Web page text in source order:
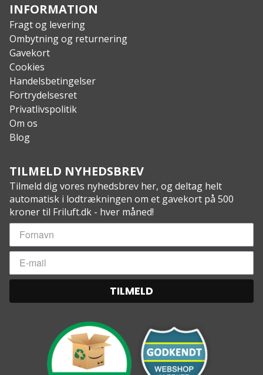
INFORMATION
Fragt og levering
Ombytning og returnering
Gavekort
Cookies
Handelsbetingelser
Fortrydelsesret
Privatlivspolitik
Om os
Blog
TILMELD NYHEDSBREV
Tilmeld dig vores nyhedsbrev her, og deltag helt
automatisk i lodtrækningen om et gavekort på 500
kroner til Friluft.dk - hver måned!
TILMELD